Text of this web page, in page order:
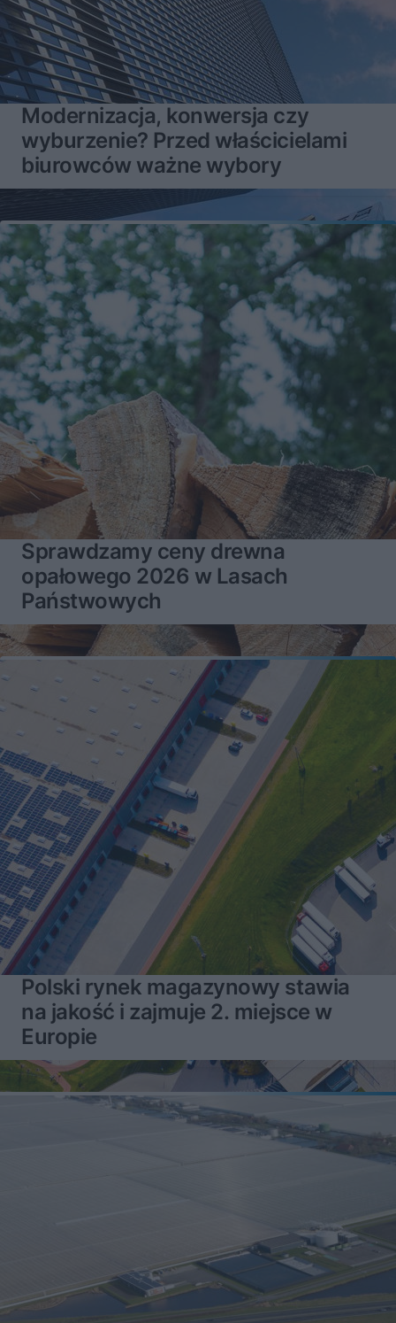
Modernizacja, konwersja czy
wyburzenie? Przed właścicielami
biurowców ważne wybory
Sprawdzamy ceny drewna
opałowego 2026 w Lasach
Państwowych
Polski rynek magazynowy stawia
na jakość i zajmuje 2. miejsce w
Europie